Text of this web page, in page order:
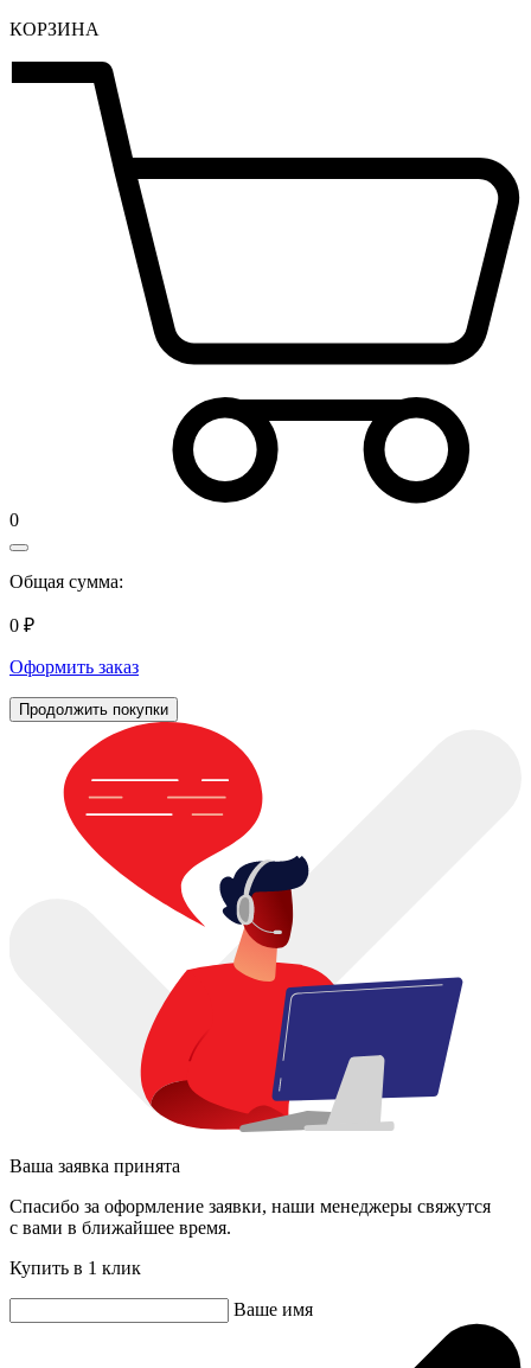
КОРЗИНА
0
Общая сумма:
0 ₽
Оформить заказ
Продолжить покупки
Ваша заявка принята
Спасибо за оформление заявки, наши менеджеры свяжутся
с вами в ближайшее время.
Купить в 1 клик
Ваше имя